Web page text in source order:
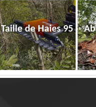
Taille de Haies 95